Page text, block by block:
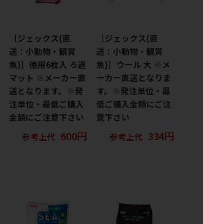
［ジェックス(直
送：小動物・観賞
魚)］徳用6枚入 ろ過
マット ※メーカー直
送となります。※発
注単位・最低ご購入
金額にご注意下さい
参考上代 600円
［ジェックス(直
送：小動物・観賞
魚)］ウール 大 ※メ
ーカー直送となりま
す。※発注単位・最
低ご購入金額にご注
意下さい
参考上代 334円